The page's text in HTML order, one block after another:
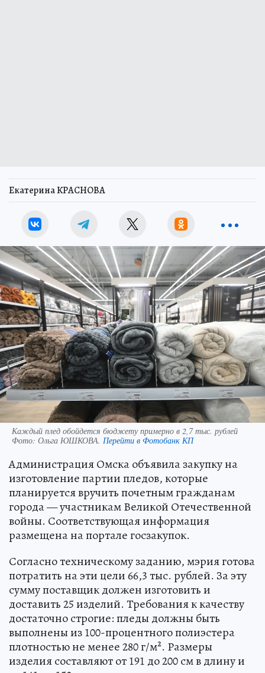
Екатерина КРАСНОВА
Каждый плед обойдется бюджету примерно в 2,7 тыс. рублей
Фото: Ольга ЮШКОВА. Перейти в Фотобанк КП
Администрация Омска объявила закупку на
изготовление партии пледов, которые
планируется вручить почетным гражданам
города — участникам Великой Отечественной
войны. Соответствующая информация
размещена на портале госзакупок.
Согласно техническому заданию, мэрия готова
потратить на эти цели 66,3 тыс. рублей. За эту
сумму поставщик должен изготовить и
доставить 25 изделий. Требования к качеству
достаточно строгие: пледы должны быть
выполнены из 100-процентного полиэстера
плотностью не менее 280 г/м². Размеры
изделия составляют от 191 до 200 см в длину и